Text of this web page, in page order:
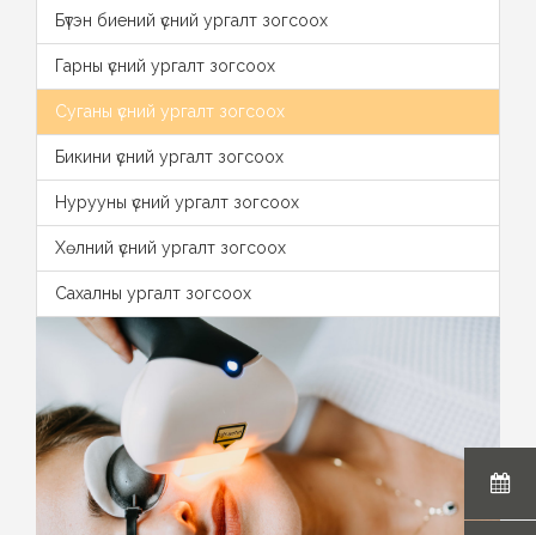
Бүтэн биений үсний ургалт зогсоох
Гарны үсний ургалт зогсоох
Суганы үсний ургалт зогсоох
Бикини үсний ургалт зогсоох
Нурууны үсний ургалт зогсоох
Хөлний үсний ургалт зогсоох
Сахалны ургалт зогсоох